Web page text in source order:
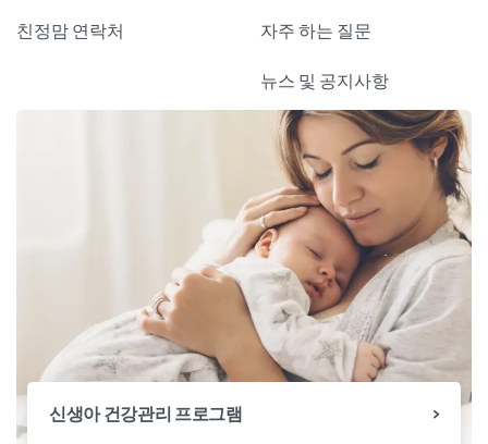
친정맘 연락처 자주 하는 질문
뉴스 및 공지사항
신생아 건강관리 프로그램